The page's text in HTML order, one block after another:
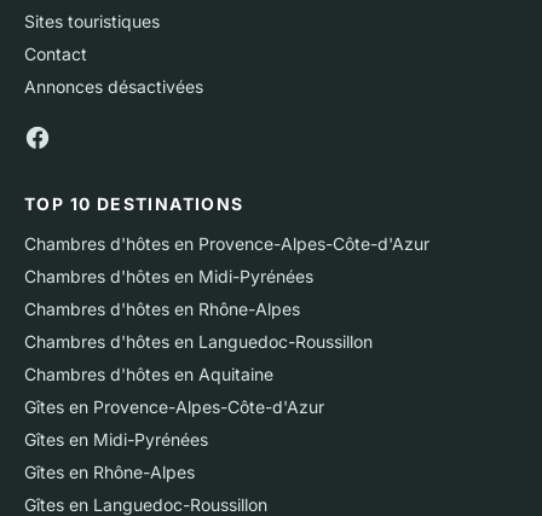
Sites touristiques
Contact
Annonces désactivées
TOP 10 DESTINATIONS
Chambres d'hôtes en Provence-Alpes-Côte-d'Azur
Chambres d'hôtes en Midi-Pyrénées
Chambres d'hôtes en Rhône-Alpes
Chambres d'hôtes en Languedoc-Roussillon
Chambres d'hôtes en Aquitaine
Gîtes en Provence-Alpes-Côte-d'Azur
Gîtes en Midi-Pyrénées
Gîtes en Rhône-Alpes
Gîtes en Languedoc-Roussillon